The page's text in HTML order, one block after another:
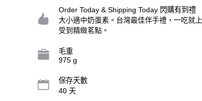
Order Today & Shipping Today 閃購有到禮
大小適中奶蛋素。台灣最佳伴手禮，一吃就
受到精緻茗點。
毛重
975 g
保存天數
40 天